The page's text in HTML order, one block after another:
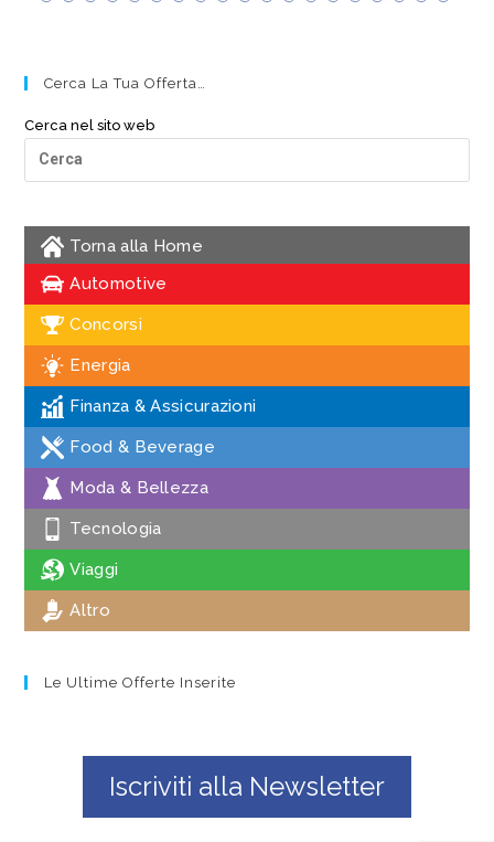
Cerca La Tua Offerta…
Cerca nel sito web
Torna alla Home
Automotive
Concorsi
Energia
Finanza & Assicurazioni
Food & Beverage
Moda & Bellezza
Tecnologia
Viaggi
Altro
Le Ultime Offerte Inserite
Iscriviti alla Newsletter